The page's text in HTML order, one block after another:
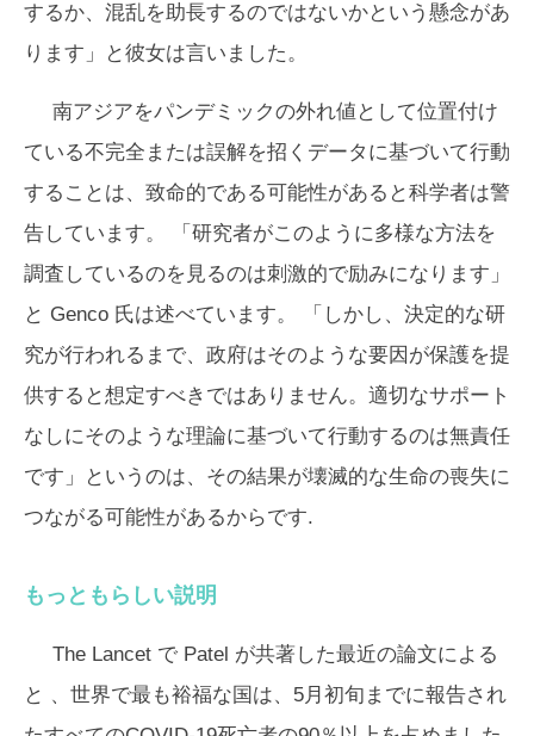
するか、混乱を助長するのではないかという懸念があ
ります」と彼女は言いました。
南アジアをパンデミックの外れ値として位置付け
ている不​​完全または誤解を招くデータに基づいて行動
することは、致命的である可能性があると科学者は警
告しています。 「研究者がこのように多様な方法を
調査しているのを見るのは刺激的で励みになります」
と Genco 氏は述べています。 「しかし、決定的な研
究が行われるまで、政府はそのような要因が保護を提
供すると想定すべきではありません。適切なサポート
なしにそのような理論に基づいて行動するのは無責任
です」というのは、その結果が壊滅的な生命の喪失に
つながる可能性があるからです.
もっともらしい説明
The Lancet で Patel が共著した最近の論文による
と 、世界で最も裕福な国は、5月初旬までに報告され